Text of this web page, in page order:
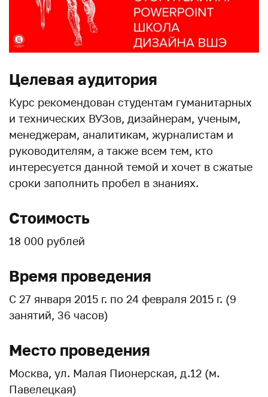
Целевая аудитория
Курс рекомендован студентам гуманитарных
и технических ВУЗов, дизайнерам, ученым,
менеджерам, аналитикам, журналистам и
руководителям, а также всем тем, кто
интересуется данной темой и хочет в сжатые
сроки заполнить пробел в знаниях.
Стоимость
18 000 рублей
Время проведения
С 27 января 2015 г. по 24 февраля 2015 г. (9
занятий, 36 часов)
Место проведения
Москва, ул. Малая Пионерская, д.12 (м.
Павелецкая)